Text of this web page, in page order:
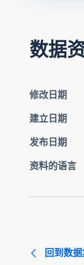
数据
修改日期
建立日期
发布日期
资料的语言
回到数